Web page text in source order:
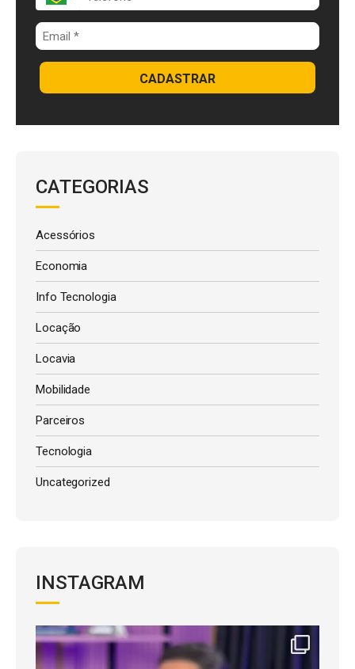
CADASTRAR
CATEGORIAS
Acessórios
Economia
Info Tecnologia
Locação
Locavia
Mobilidade
Parceiros
Tecnologia
Uncategorized
INSTAGRAM